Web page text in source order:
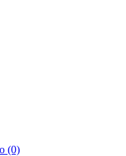
(0)